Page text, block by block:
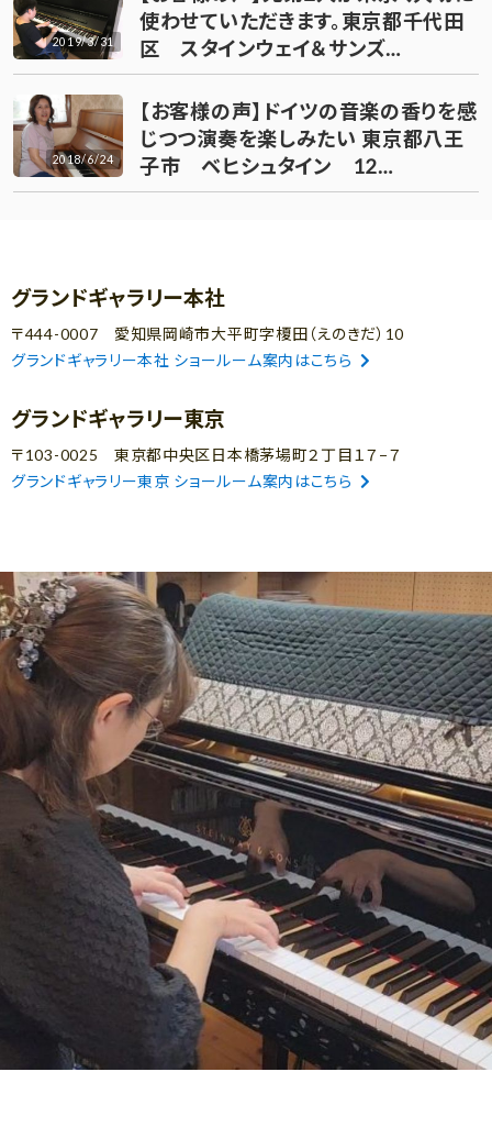
2019/3/31
使わせていただきます。東京都千代田
区 スタインウェイ＆サンズ…
2018/6/24
【お客様の声】ドイツの音楽の香りを感
じつつ演奏を楽しみたい 東京都八王
子市 ベヒシュタイン 12…
グランドギャラリー本社
〒444-0007 愛知県岡崎市大平町字榎田（えのきだ）10
グランドギャラリー本社 ショールーム案内はこちら
グランドギャラリー東京
〒103-0025 東京都中央区日本橋茅場町２丁目１７−７
グランドギャラリー東京 ショールーム案内はこちら